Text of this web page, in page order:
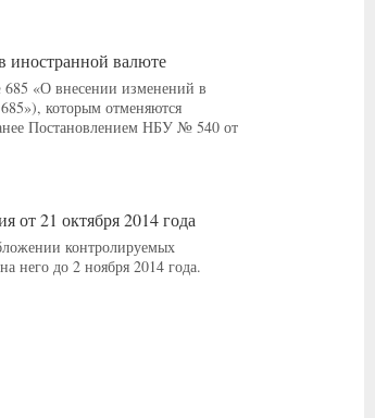
валюте
«О внесении изменений в
которым отменяются
Постановлением НБУ № 540 от
от 21 октября 2014 года
контролируемых
него до 2 ноября 2014 года.